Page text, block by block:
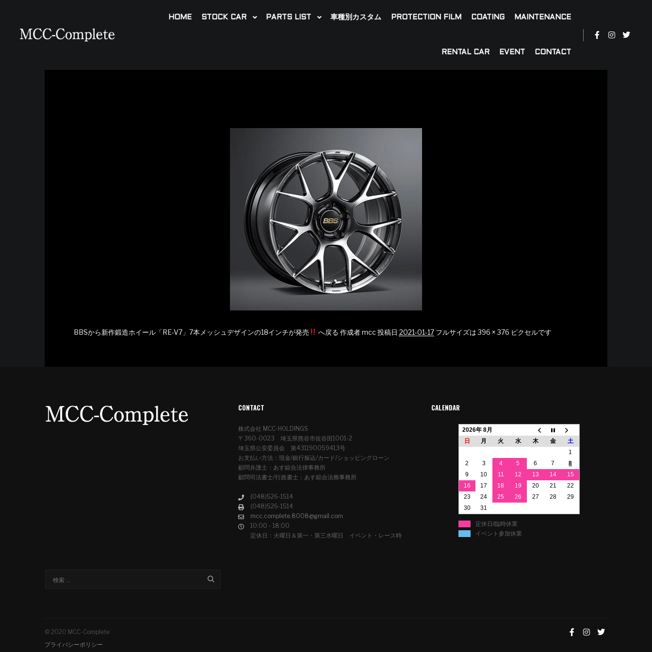
HOME STOCK CAR PARTS LIST 車種別カスタム PROTECTION FILM COATING MAINTENANCE
RENTAL CAR EVENT CONTACT
BBSから新作鍛造ホイール「RE-V7」7本メッシュデザインの18インチが発売 へ戻る 作成者mcc投稿日 2021-01-17 フルサイズは396 × 376 ピクセルです
CONTACT
株式会社 MCC-HOLDINGS
〒360-0023 埼玉県熊谷市佐谷田1001-2
埼玉県公安委員会 第431190059413号
お支払い方法：現金/銀行振込/カード/ショッピングローン
顧問弁護士：あす綜合法律事務所
顧問司法書士/行政書士：あす綜合法務事務所
(048)526-1514
(048)526-1514
mcc.complete.8008@gmail.com
10:00 - 18:00
定休日：火曜日＆第一・第三水曜日 イベント・レース時
CALENDAR
2026年 8月
日
月 火 水 木 金
土
1
2
3 4 5 6 7
8
9
10 11 12 13 14
15
16
17 18 19 20 21
22
23
24 25 26 27 28
29
30
31
定休日/臨時休業
イベント参加休業
© 2020 MCC-Complete
プライバシーポリシー